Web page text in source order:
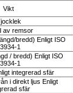
Vikt
av remsor
bredd) Enligt ISO
1
/ bredd) Enligt ISO
1
integrerad sfär
i direkt ljus Enligt
sfär